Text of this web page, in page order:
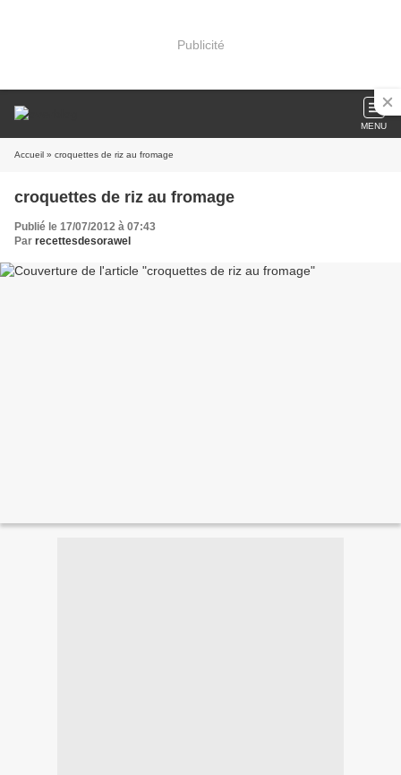
Publicité
MENU
Accueil » croquettes de riz au fromage
croquettes de riz au fromage
Publié le 17/07/2012 à 07:43
Par recettesdesorawel